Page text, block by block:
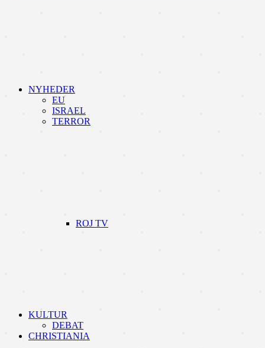
NYHEDER
EU
ISRAEL
TERROR
ROJ TV
KULTUR
DEBAT
CHRISTIANIA